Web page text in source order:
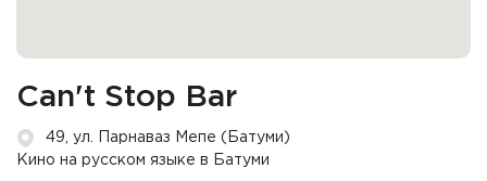
Can't Stop Bar
49, ул. Парнаваз Мепе (Батуми)
Кино на русском языке в Батуми